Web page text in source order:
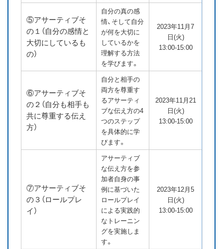
⑤アサーティブそ
の１（自分の感情と
大切にしているも
の）
自分の真の感
情、そして自分
が何を大切に
しているかを
理解する方法
を学びます。
2023年11月7
日(火)
13:00-15:00
⑥アサーティブそ
の２（自分も相手も
共に尊重する伝え
方）
自分と相手の
両方を尊重す
るアサーティ
ブな伝え方の4
つのステップ
を具体的に学
びます。
2023年11月21
日(火)
13:00-15:00
⑦アサーティブそ
の３（ロールプレ
イ）
アサーティブ
な伝え方を参
加者自身の事
例に基づいた
ロールプレイ
による実践的
なトレーニン
グを実施しま
す。
2023年12月5
日(火)
13:00-15:00